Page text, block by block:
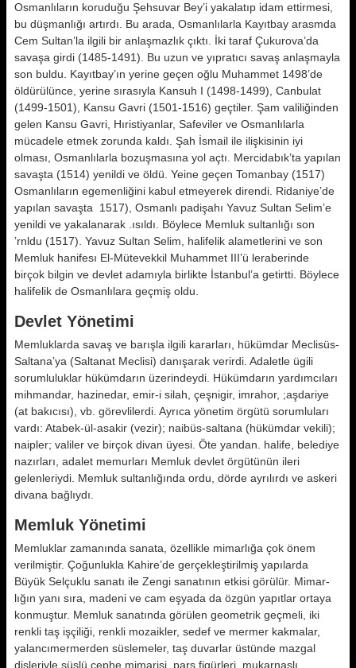
Osmanlıların koru­duğu Şehsuvar Bey’i yakalatıp idam ettirmesi,
bu düşmanlığı artırdı. Bu arada, Osmanlılarla Kayıtbay arasm­da
Cem Sultan’la ilgili bir anlaşmaz­lık çıktı. İki taraf Çukurova’da
sava­şa girdi (1485-1491). Bu uzun ve yıp­ratıcı savaş anlaşmayla
son buldu. Kayıtbay’ın yerine geçen oğlu Mu­hammet 1498’de
öldürülünce, yerine sırasıyla Kansuh I (1498-1499), Canbulat
(1499-1501), Kansu Gavri (1501-1516) geçtiler. Şam valiliğinden
gelen Kansu Gavri, Hıristiyanlar, Safeviler ve Osmanlılarla
mücadele et­mek zorunda kaldı. Şah İsmail ile iliş­kisinin iyi
olması, Osmanlılarla bozuşmasına yol açtı. Mercidabık’ta yapı­lan
savaşta (1514) yenildi ve öldü. Yeine geçen Tomanbay (1517)
Osmanlıların egemenliğini kabul etmeyerek direndi. Ridaniye’de
yapılan savaşta 1517), Osmanlı padişahı Yavuz Sul­tan Selim’e
yenildi ve yakalanarak .ısıldı. Böylece Memluk sultanlığı son
’rnldu (1517). Yavuz Sultan Selim, ha­lifelik alametlerini ve son
Memluk hanifesı El-Mütevekkil Muhammet III’ü leraberinde
birçok bilgin ve devlet adamıyla birlikte İstanbul’a getirtti. Böylece
halifelik de Osmanlılara geç­miş oldu.
Devlet Yönetimi
Memluklarda savaş ve barışla ilgili kararları, hükümdar Meclisüs-
Saltana’ya (Saltanat Meclisi) danışa­rak verirdi. Adaletle ügili
sorumluluk­lar hükümdarın üzerindeydi. Hüküm­darın yardımcıları
mihmandar, hazi­nedar, emir-i silah, çeşnigir, imrahor, ;aşdariye
(at bakıcısı), vb. görevliler­di. Ayrıca yönetim örgütü sorumlula­rı
vardı: Atabek-ül-asakir (vezir); naibüs-saltana (hükümdar vekili);
naipler; valiler ve birçok divan üyesi. Öte yan­dan. halife, belediye
nazırları, adalet memurları Memluk devlet örgütünün ileri
gelenleriydi. Memluk sultanlığın­da ordu, dörde ayrılırdı ve askeri
di­vana bağlıydı.
Memluk Yönetimi
Memluklar zamanında sanata, özellik­le mimarlığa çok önem
verilmiştir. Ço­ğunlukla Kahire’de gerçekleştirilmiş yapılarda
Büyük Selçuklu sanatı ile Zengi sanatının etkisi görülür. Mimar­
lığın yanı sıra, madeni ve cam eşya­da da özgün yapıtlar ortaya
konmuş­tur. Memluk sanatında görülen geo­metrik geçmeli, iki
renkli taş işçiliği, renkli mozaikler, sedef ve mermer kakmalar,
yalancımermerden süsle­meler, taş duvarlar üstünde mazgal
dişleriyle süslü cephe mimarisi, pars figürleri, mukarnaslı